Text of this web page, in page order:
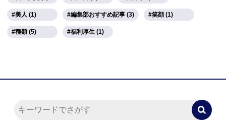
美人 (1) 編集部おすすめ記事 (3) 笑顔 (1)
種類 (5) 福利厚生 (1)